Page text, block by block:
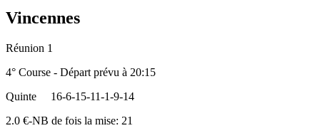
Vincennes
Réunion 1
4° Course - Départ prévu à 20:15
Quinte
16-6-15-11-1-9-14
2.0 €-NB de fois la mise: 21